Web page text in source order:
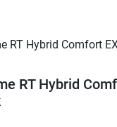
RT Hybrid